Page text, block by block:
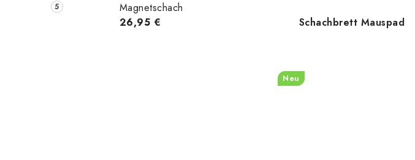
Magnetschach
26,95 €
Schachbrett Mauspad
Neu